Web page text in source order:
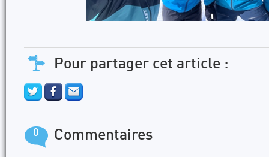
Pour partager cet article :
0 Commentaires